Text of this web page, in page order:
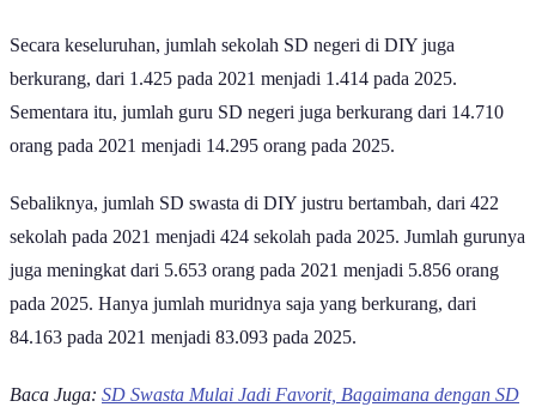
Secara keseluruhan, jumlah sekolah SD negeri di DIY juga
berkurang, dari 1.425 pada 2021 menjadi 1.414 pada 2025.
Sementara itu, jumlah guru SD negeri juga berkurang dari 14.710
orang pada 2021 menjadi 14.295 orang pada 2025.
Sebaliknya, jumlah SD swasta di DIY justru bertambah, dari 422
sekolah pada 2021 menjadi 424 sekolah pada 2025. Jumlah gurunya
juga meningkat dari 5.653 orang pada 2021 menjadi 5.856 orang
pada 2025. Hanya jumlah muridnya saja yang berkurang, dari
84.163 pada 2021 menjadi 83.093 pada 2025.
Baca Juga: SD Swasta Mulai Jadi Favorit, Bagaimana dengan SD